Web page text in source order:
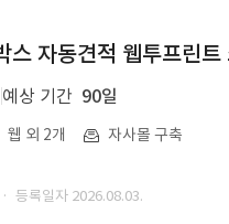
스 자동견적 웹투프린트
예상 기간 90일
웹 외 2개 자사몰 구축
· 등록일자 2026.08.03.